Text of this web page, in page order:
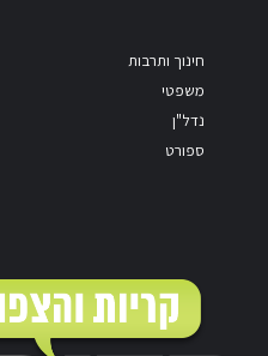
חינוך ותרבות
משפטי
נדל"ן
ספורט